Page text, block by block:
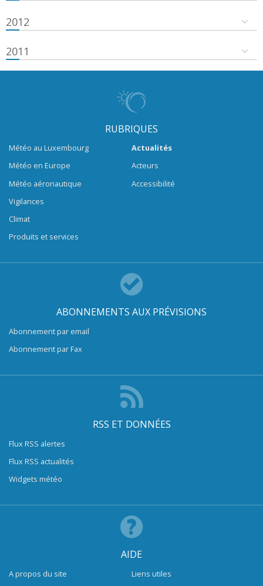
2012
2011
RUBRIQUES
Météo au Luxembourg
Météo en Europe
Météo aéronautique
Vigilances
Climat
Produits et services
Actualités
Acteurs
Accessibilité
ABONNEMENTS AUX PRÉVISIONS
Abonnement par email
Abonnement par Fax
RSS ET DONNÉES
Flux RSS alertes
Flux RSS actualités
Widgets météo
AIDE
A propos du site
Liens utiles